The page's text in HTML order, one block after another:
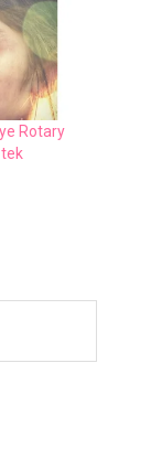
Rotary
tеk